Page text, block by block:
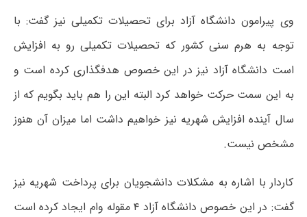
وی پیرامون دانشگاه آزاد برای تحصیلات تکمیلی نیز گفت: با
توجه به هرم سنی کشور که تحصیلات تکمیلی رو به افزایش
است دانشگاه آزاد نیز در این خصوص هدفگذاری کرده است و
به این سمت حرکت خواهد کرد البته این را هم باید بگویم که از
سال آینده افزایش شهریه نیز خواهیم داشت اما میزان آن هنوز
مشخص نیست.
کاردار با اشاره به مشکلات دانشجویان برای پرداخت شهریه نیز
گفت:‌ در این خصوص دانشگاه آزاد ۴ مقوله وام ایجاد کرده است